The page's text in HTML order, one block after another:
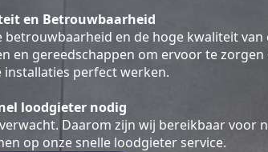
en Betrouwbaarheid
en de hoge kwaliteit van
en gereedschappen om ervoor te
installaties perfect werken.
loodgieter nodig
Daarom zijn wij bereikbaar voor
op onze snelle loodgieter service.